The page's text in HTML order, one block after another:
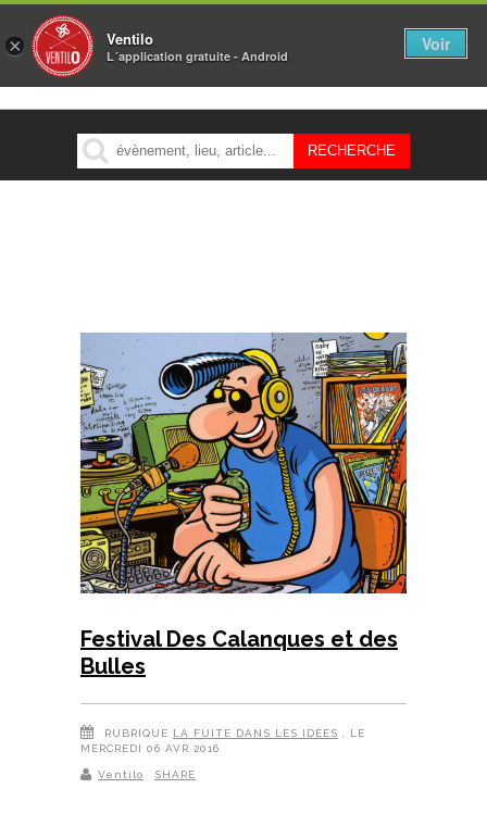
MENU
Festival Des Calanques et des
Bulles
RUBRIQUE LA FUITE DANS LES IDÉES
, LE
MERCREDI 06 AVR 2016
Ventilo SHARE
× Ventilo
L´application gratuite - Android
Voir